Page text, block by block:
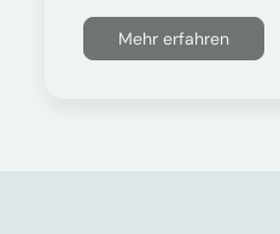
Mehr erfahren